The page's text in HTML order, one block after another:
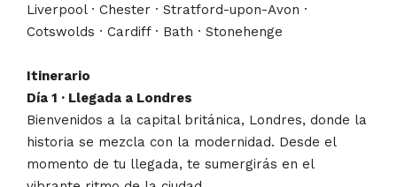
Liverpool · Chester · Stratford-upon-Avon ·
Cotswolds · Cardiff · Bath · Stonehenge
Itinerario
Día 1 · Llegada a Londres
Bienvenidos a la capital británica, Londres, donde la
historia se mezcla con la modernidad. Desde el
momento de tu llegada, te sumergirás en el